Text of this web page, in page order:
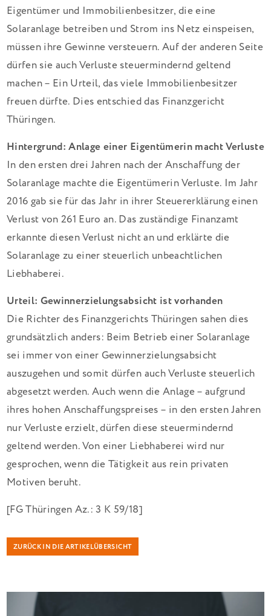
Eigentümer und Immobilienbesitzer, die eine
Solaranlage betreiben und Strom ins Netz einspeisen,
müssen ihre Gewinne versteuern. Auf der anderen Seite
dürfen sie auch Verluste steuermindernd geltend
machen – Ein Urteil, das viele Immobilienbesitzer
freuen dürfte. Dies entschied das Finanzgericht
Thüringen.
Hintergrund: Anlage einer Eigentümerin macht Verluste
In den ersten drei Jahren nach der Anschaffung der
Solaranlage machte die Eigentümerin Verluste. Im Jahr
2016 gab sie für das Jahr in ihrer Steuererklärung einen
Verlust von 261 Euro an. Das zuständige Finanzamt
erkannte diesen Verlust nicht an und erklärte die
Solaranlage zu einer steuerlich unbeachtlichen
Liebhaberei.
Urteil: Gewinnerzielungsabsicht ist vorhanden
Die Richter des Finanzgerichts Thüringen sahen dies
grundsätzlich anders: Beim Betrieb einer Solaranlage
sei immer von einer Gewinnerzielungsabsicht
auszugehen und somit dürfen auch Verluste steuerlich
abgesetzt werden. Auch wenn die Anlage – aufgrund
ihres hohen Anschaffungspreises – in den ersten Jahren
nur Verluste erzielt, dürfen diese steuermindernd
geltend werden. Von einer Liebhaberei wird nur
gesprochen, wenn die Tätigkeit aus rein privaten
Motiven beruht.
[FG Thüringen Az.: 3 K 59/18]
ZURÜCK IN DIE ARTIKELÜBERSICHT